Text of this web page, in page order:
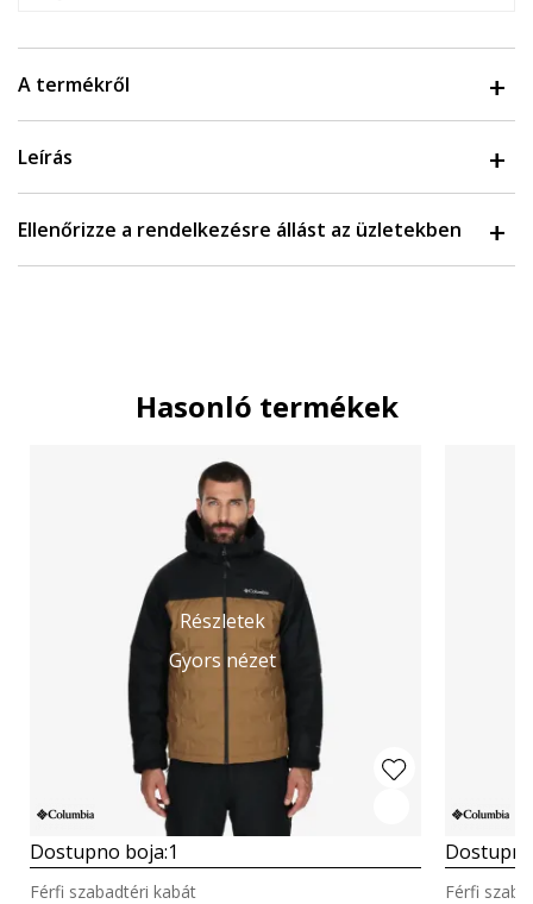
A termékről
Leírás
Ellenőrizze a rendelkezésre állást az üzletekben
Hasonló termékek
Részletek
Gyors nézet
Dostupno boja:1
Férfi szabadtéri kabát Férfi